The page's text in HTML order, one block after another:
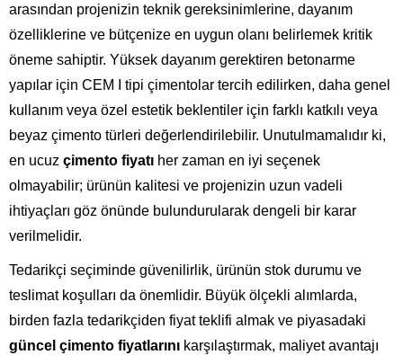
arasından projenizin teknik gereksinimlerine, dayanım
özelliklerine ve bütçenize en uygun olanı belirlemek kritik
öneme sahiptir. Yüksek dayanım gerektiren betonarme
yapılar için CEM I tipi çimentolar tercih edilirken, daha genel
kullanım veya özel estetik beklentiler için farklı katkılı veya
beyaz çimento türleri değerlendirilebilir. Unutulmamalıdır ki,
en ucuz çimento fiyatı her zaman en iyi seçenek
olmayabilir; ürünün kalitesi ve projenizin uzun vadeli
ihtiyaçları göz önünde bulundurularak dengeli bir karar
verilmelidir.
Tedarikçi seçiminde güvenilirlik, ürünün stok durumu ve
teslimat koşulları da önemlidir. Büyük ölçekli alımlarda,
birden fazla tedarikçiden fiyat teklifi almak ve piyasadaki
güncel çimento fiyatlarını karşılaştırmak, maliyet avantajı